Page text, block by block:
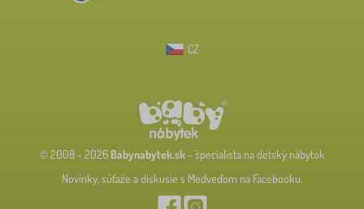
CZ
© 2008 - 2026 Babynabytek.sk– špecialista na detský nábytok
Novinky, súťaže a diskusie s Medveďom na Facebooku.